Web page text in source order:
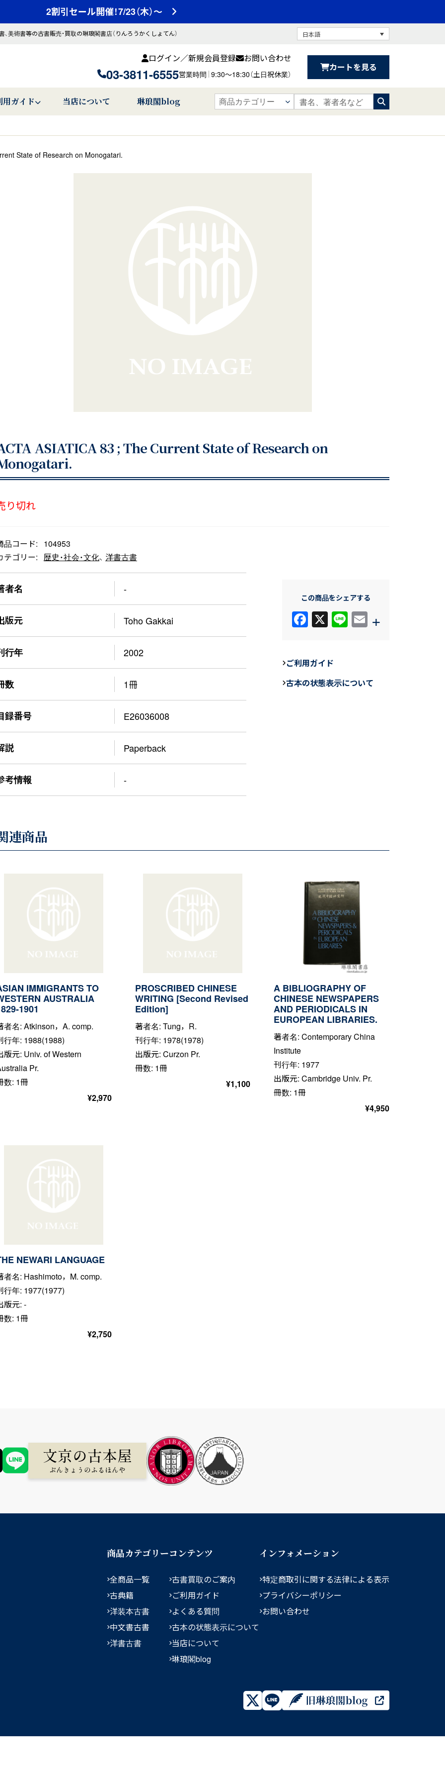
2割引セール開催！7/23（木）～
術書等の古書販売・買取の琳琅閣書店（りんろうかくしょてん） 日本語
ログイン／新規会員登録 お問い合わせ
03-3811-6555営業時間 9:30〜18:30（土日祝休業）
カートを見る
用ガイド 当店について 琳琅閣blog
State of Research on Monogatari.
ASIATICA 83 ; The Current State of Research on
り切れ
品コード:
104953
テゴリー:
歴史・社会・文化、 洋書古書
者名 -
版元 Toho Gakkai
行年 2002
数 1冊
録番号 E26036008
説 Paperback
考情報 -
この商品をシェアする
F
a
e
b
X Li
n
E
+
ご利用ガイド
古本の状態表示について
連商品
IMMIGRANTS TO
AUSTRALIA
1901
者名: Atkinson，A. comp.
行年: 1988(1988)
版元: Univ. of Western
Pr.
数: 1冊
¥2,970
PROSCRIBED CHINESE
WRITING [Second Revised
Edition]
著者名: Tung，R.
刊行年: 1978(1978)
出版元: Curzon Pr.
冊数: 1冊
¥1,100
A BIBLIOGRAPHY OF
CHINESE NEWSPAPERS
AND PERIODICALS IN
EUROPEAN LIBRARIES.
著者名: Contemporary China
Institute
刊行年: 1977
出版元: Cambridge Univ. Pr.
冊数: 1冊
¥4,950
NEWARI LANGUAGE
者名: Hashimoto，M. comp.
行年: 1977(1977)
版元: -
数: 1冊
¥2,750
商品カテゴリー
全商品一覧
古典籍
洋装本古書
中文書古書
洋書古書
コンテンツ
古書買取のご案内
ご利用ガイド
よくある質問
古本の状態表示について
当店について
琳琅閣blog
インフォメーション
特定商取引に関する法律による表示
プライバシーポリシー
お問い合わせ